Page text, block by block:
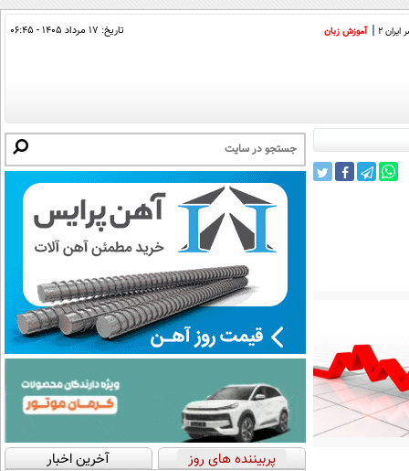
2 آموزش زبان تاریخ: ۱۷ مرداد ۱۴۰۵ - ۰۶:۴۵
پربیننده های روز آخرین اخبار